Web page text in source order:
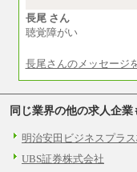
長尾 さん
聴覚障がい
長尾さんのメッセージ
同じ業界の他の求人企業
明治安田ビジネスプラ
UBS証券株式会社